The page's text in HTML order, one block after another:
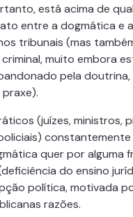
está acima de
entre a dogmática e
tribunais (mas
muito embora
pela doutrina,
(juízes, ministros,
quer por alguma
do ensino
política, motivada
razões.